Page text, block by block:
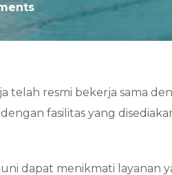
telah resmi bekerja sama
dengan fasilitas yang
dapat menikmati layanan